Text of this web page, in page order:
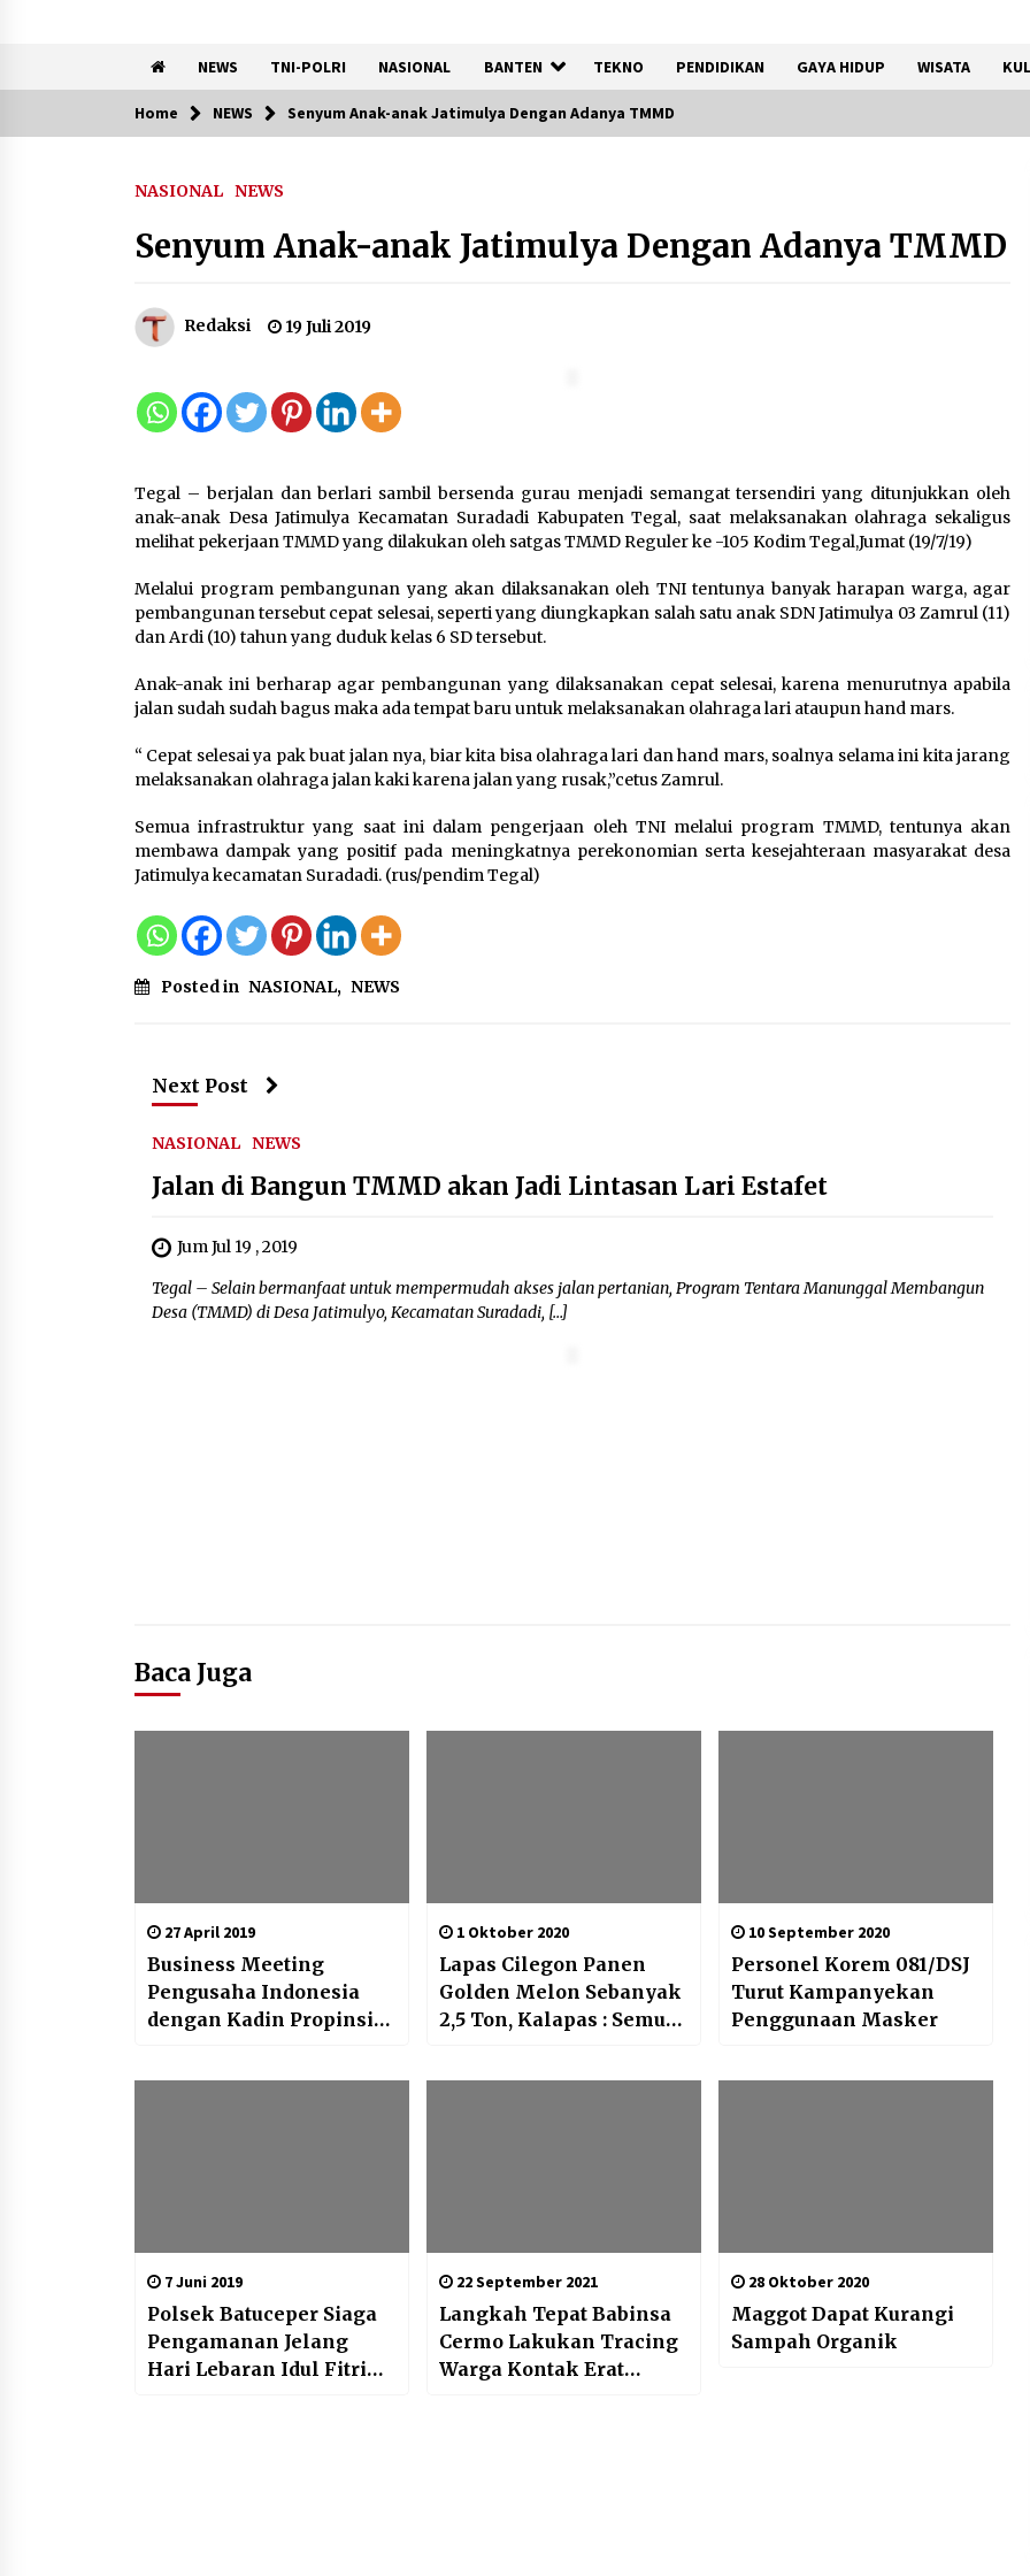
NEWS TNI-POLRI NASIONAL BANTEN TEKNO PENDIDIKAN GAYA HIDUP WISATA
Trending Now
Kemenkum Malut Ikuti ‘Pasti
Transformasi Digital
Selaras dengan Tantangan
Dunia Kerja Modern
200 Pohon Cabai Dukung
Program Ketahanan Pangan
KKM Universitas Bina Bangsa
Kelompok 83 Laksanakan
Spanduk Sebagai Upaya
Memperkuat Pemasaran
UMKM di Desa Cempaka
6 Agustus 2026
Jaga Kebugaran Petugas,
Lapas Kelas I Tangerang
dan Skrining TB Lanjutan
6 Agustus 2026
Dikunjungi PWI, Wawan Fauzi:
Peran Media Bisa Berdampak
Besar hingga Fatal
Kejari Kota Tangerang
Bongkar Korupsi Rp5,49
Miliar: Sewa Pesawat Fiktif,
Ditahan
6 Agustus 2026
Home NEWS Senyum Anak-anak Jatimulya Dengan Adanya TMMD
NASIONAL NEWS
Senyum Anak-anak Jatimulya Dengan Adanya TMMD
Redaksi 19 Juli 2019
Tegal – berjalan dan berlari sambil bersenda gurau menjadi semangat tersendiri yang ditunjukkan oleh
anak-anak Desa Jatimulya Kecamatan Suradadi Kabupaten Tegal, saat melaksanakan olahraga sekaligus
melihat pekerjaan TMMD yang dilakukan oleh satgas TMMD Reguler ke -105 Kodim Tegal,Jumat (19/7/19)
Melalui program pembangunan yang akan dilaksanakan oleh TNI tentunya banyak harapan warga, agar
pembangunan tersebut cepat selesai, seperti yang diungkapkan salah satu anak SDN Jatimulya 03 Zamrul (11)
dan Ardi (10) tahun yang duduk kelas 6 SD tersebut.
Anak-anak ini berharap agar pembangunan yang dilaksanakan cepat selesai, karena menurutnya apabila
jalan sudah sudah bagus maka ada tempat baru untuk melaksanakan olahraga lari ataupun hand mars.
“ Cepat selesai ya pak buat jalan nya, biar kita bisa olahraga lari dan hand mars, soalnya selama ini kita jarang
melaksanakan olahraga jalan kaki karena jalan yang rusak,”cetus Zamrul.
Semua infrastruktur yang saat ini dalam pengerjaan oleh TNI melalui program TMMD, tentunya akan
membawa dampak yang positif pada meningkatnya perekonomian serta kesejahteraan masyarakat desa
Jatimulya kecamatan Suradadi. (rus/pendim Tegal)
Posted in NASIONAL, NEWS
Next Post
NASIONAL NEWS
Jalan di Bangun TMMD akan Jadi Lintasan Lari Estafet
Jum Jul 19 , 2019
Tegal – Selain bermanfaat untuk mempermudah akses jalan pertanian, Program Tentara Manunggal Membangun
Desa (TMMD) di Desa Jatimulyo, Kecamatan Suradadi, […]
Baca Juga
27 April 2019
Business Meeting
Pengusaha Indonesia
dengan Kadin Propinsi
1 Oktober 2020
Lapas Cilegon Panen
Golden Melon Sebanyak
2,5 Ton, Kalapas : Semua
10 September 2020
Personel Korem 081/DSJ
Turut Kampanyekan
Penggunaan Masker
7 Juni 2019
Polsek Batuceper Siaga
Pengamanan Jelang
Hari Lebaran Idul Fitri
22 September 2021
Langkah Tepat Babinsa
Cermo Lakukan Tracing
Warga Kontak Erat
28 Oktober 2020
Maggot Dapat Kurangi
Sampah Organik